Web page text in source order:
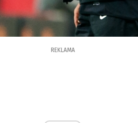
REKLAMA